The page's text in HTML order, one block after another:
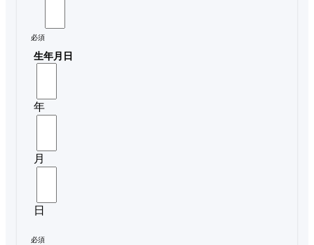
必須
生年月日
年
月
日
必須